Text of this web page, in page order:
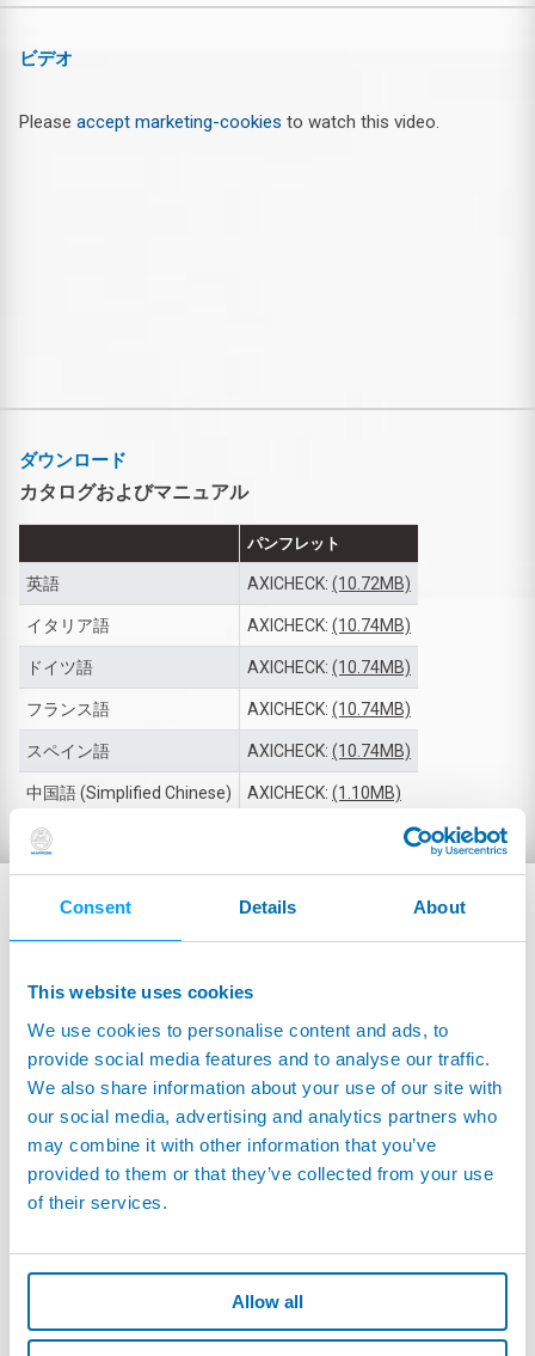
Consent Details About
This website uses cookies
We use cookies to personalise content and ads, to
provide social media features and to analyse our traffic.
We also share information about your use of our site with
our social media, advertising and analytics partners who
may combine it with other information that you’ve
provided to them or that they’ve collected from your use
of their services.
Allow all
ビデオ
Please accept marketing-cookies to watch this video.
ダウンロード
カタログおよびマニュアル
パンフレット
英語 AXICHECK: (10.72MB)
イタリア語 AXICHECK: (10.74MB)
ドイツ語 AXICHECK: (10.74MB)
フランス語 AXICHECK: (10.74MB)
スペイン語 AXICHECK: (10.74MB)
中国語 (Simplified Chinese) AXICHECK: (1.10MB)